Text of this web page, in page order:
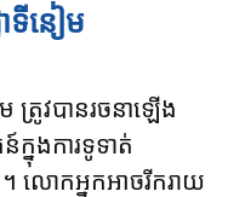
ទីនៀម
ត្រូវបានរចនាឡើង
ងការទូទាត់
លោកអ្នកអាចរីករាយ